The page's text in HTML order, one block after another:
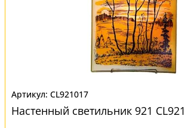
CL921017
Настенный светильник 921